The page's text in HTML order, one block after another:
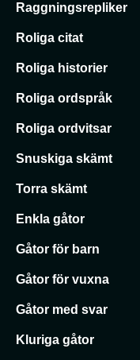
Raggningsrepliker
Roliga citat
Roliga historier
Roliga ordspråk
Roliga ordvitsar
Snuskiga skämt
Torra skämt
Enkla gåtor
Gåtor för barn
Gåtor för vuxna
Gåtor med svar
Kluriga gåtor